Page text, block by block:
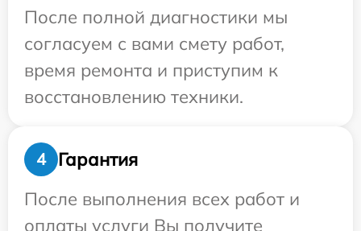
После полной диагностики мы
согласуем с вами смету работ,
время ремонта и приступим к
восстановлению техники.
4
Гарантия
После выполнения всех работ и
оплаты услуги Вы получите